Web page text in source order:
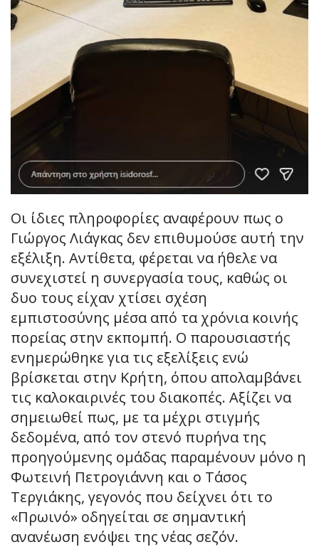
Οι ίδιες πληροφορίες αναφέρουν πως ο
Γιώργος Λιάγκας δεν επιθυμούσε αυτή την
εξέλιξη. Αντίθετα, φέρεται να ήθελε να
συνεχιστεί η συνεργασία τους, καθώς οι
δυο τους είχαν χτίσει σχέση
εμπιστοσύνης μέσα από τα χρόνια κοινής
πορείας στην εκπομπή. Ο παρουσιαστής
ενημερώθηκε για τις εξελίξεις ενώ
βρίσκεται στην Κρήτη, όπου απολαμβάνει
τις καλοκαιρινές του διακοπές. Αξίζει να
σημειωθεί πως, με τα μέχρι στιγμής
δεδομένα, από τον στενό πυρήνα της
προηγούμενης ομάδας παραμένουν μόνο η
Φωτεινή Πετρογιάννη και ο Τάσος
Τεργιάκης, γεγονός που δείχνει ότι το
«Πρωινό» οδηγείται σε σημαντική
ανανέωση ενόψει της νέας σεζόν.